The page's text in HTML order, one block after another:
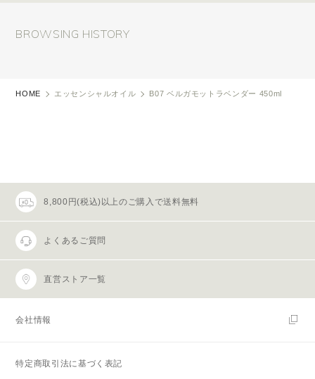
BROWSING HISTORY
HOME エッセンシャルオイル B07 ベルガモットラベンダー 450ml
8,800円(税込)以上のご購入で送料無料
よくあるご質問
直営ストア一覧
会社情報
特定商取引法に基づく表記